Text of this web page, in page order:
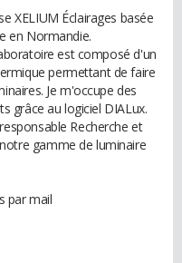
XELIUM Éclairages basée
en Normandie.
est composé d'un
permettant de faire
Je m'occupe des
grâce au logiciel DIALux.
Recherche et
gamme de luminaire
par mail